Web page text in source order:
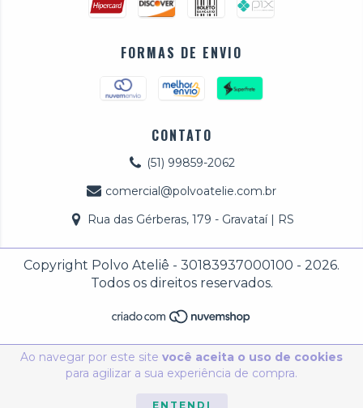
Ao navegar por este site você aceita o uso de cookies
para agilizar a sua experiência de compra.
ENTENDI
FORMAS DE ENVIO
CONTATO
(51) 99859-2062
comercial@polvoatelie.com.br
Rua das Gérberas, 179 - Gravataí | RS
Copyright Polvo Ateliê - 30183937000100 - 2026.
Todos os direitos reservados.